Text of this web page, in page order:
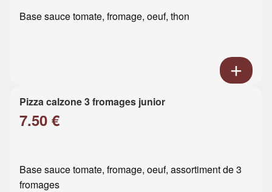
Base sauce tomate, fromage, oeuf, thon
Pizza calzone 3 fromages junior
7.50 €
Base sauce tomate, fromage, oeuf, assortiment de 3
fromages